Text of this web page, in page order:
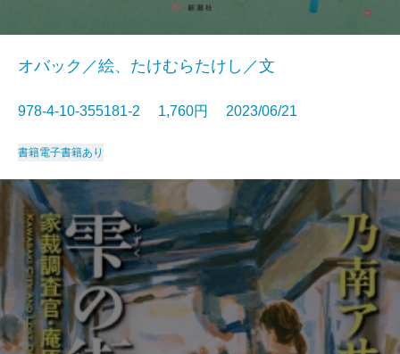
オバック／絵、たけむらたけし／文
978-4-10-355181-2 1,760円 2023/06/21
書籍電子書籍あり